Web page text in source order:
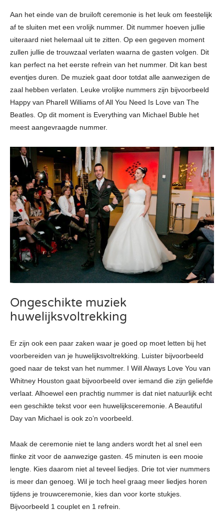
Aan het einde van de bruiloft ceremonie is het leuk om feestelijk
af te sluiten met een vrolijk nummer. Dit nummer hoeven jullie
uiteraard niet helemaal uit te zitten. Op een gegeven moment
zullen jullie de trouwzaal verlaten waarna de gasten volgen. Dit
kan perfect na het eerste refrein van het nummer. Dit kan best
eventjes duren. De muziek gaat door totdat alle aanwezigen de
zaal hebben verlaten. Leuke vrolijke nummers zijn bijvoorbeeld
Happy van Pharell Williams of All You Need Is Love van The
Beatles. Op dit moment is Everything van Michael Buble het
meest aangevraagde nummer.
Ongeschikte muziek
huwelijksvoltrekking
Er zijn ook een paar zaken waar je goed op moet letten bij het
voorbereiden van je huwelijksvoltrekking. Luister bijvoorbeeld
goed naar de tekst van het nummer. I Will Always Love You van
Whitney Houston gaat bijvoorbeeld over iemand die zijn geliefde
verlaat. Alhoewel een prachtig nummer is dat niet natuurlijk echt
een geschikte tekst voor een huwelijksceremonie. A Beautiful
Day van Michael is ook zo’n voorbeeld.
Maak de ceremonie niet te lang anders wordt het al snel een
flinke zit voor de aanwezige gasten. 45 minuten is een mooie
lengte. Kies daarom niet al teveel liedjes. Drie tot vier nummers
is meer dan genoeg. Wil je toch heel graag meer liedjes horen
tijdens je trouwceremonie, kies dan voor korte stukjes.
Bijvoorbeeld 1 couplet en 1 refrein.